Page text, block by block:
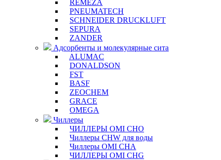
REMEZA
PNEUMATECH
SCHNEIDER DRUCKLUFT
SEPURA
ZANDER
Адсорбенты и молекулярные сита
ALUMAC
DONALDSON
FST
BASF
ZEOCHEM
GRACE
OMEGA
Чиллеры
ЧИЛЛЕРЫ OMI CHO
Чиллеры CHW для воды
Чиллеры OMI CHA
ЧИЛЛЕРЫ OMI CHG